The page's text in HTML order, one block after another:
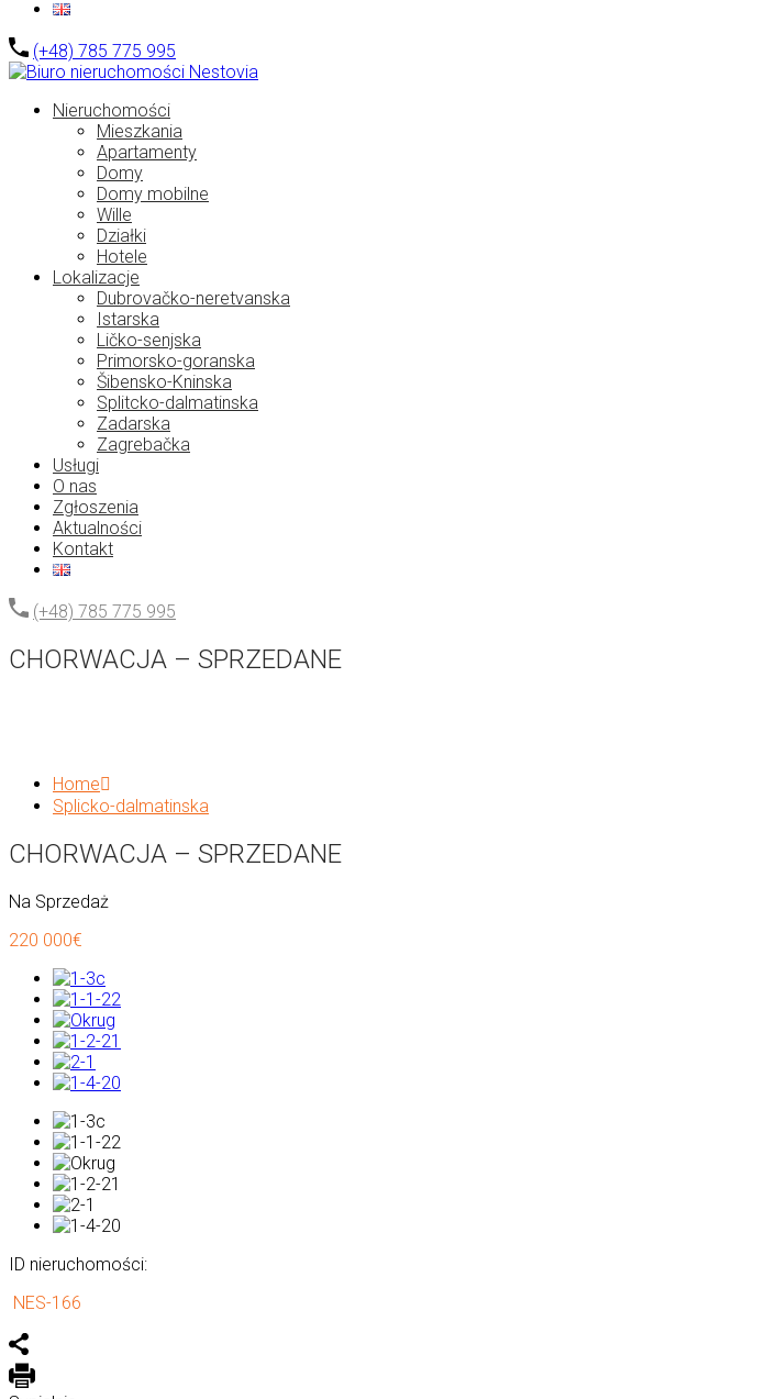
(+48) 785 775 995
Nieruchomości
Mieszkania
Apartamenty
Domy
Domy mobilne
Wille
Działki
Hotele
Lokalizacje
Dubrovačko-neretvanska
Istarska
Ličko-senjska
Primorsko-goranska
Šibensko-Kninska
Splitcko-dalmatinska
Zadarska
Zagrebačka
Usługi
O nas
Zgłoszenia
Aktualności
Kontakt
(+48) 785 775 995
CHORWACJA – SPRZEDANE
Home
Splicko-dalmatinska
CHORWACJA – SPRZEDANE
Na Sprzedaż
220 000€
ID nieruchomości:
NES-166